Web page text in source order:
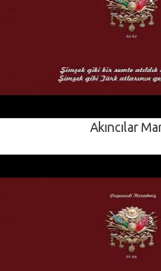
Akıncılar